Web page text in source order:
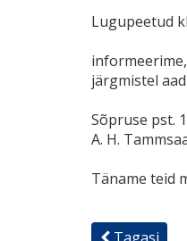
Lugupeetud
järgmistel
Sõpruse pst.
A. H.
Täname teid